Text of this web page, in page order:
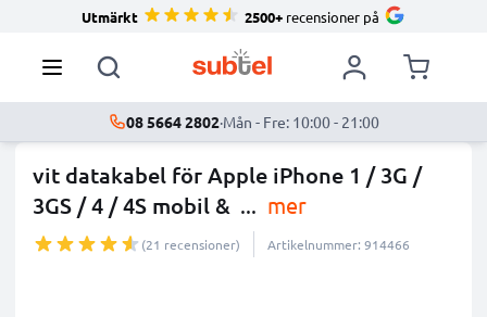
Utmärkt 2500+ recensioner på
08 5664 2802·Mån - Fre: 10:00 - 21:00
vit datakabel för Apple iPhone 1 / 3G /
3GS / 4 / 4S mobil & ... mer
(21 recensioner) Artikelnummer: 914466